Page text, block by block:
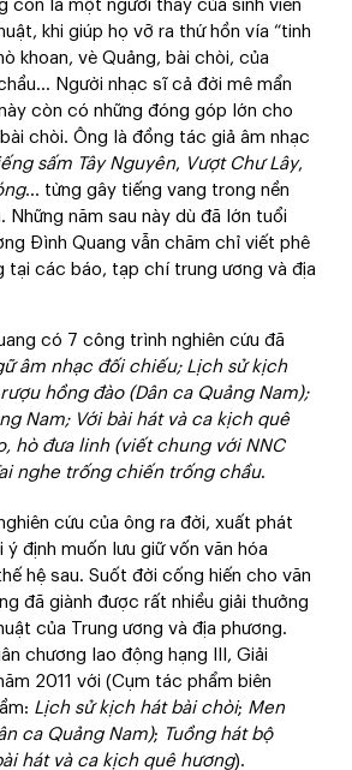
còn là một người thầy của sinh viên
khi giúp họ vỡ ra thứ hồn vía “tinh
khoan, vè Quảng, bài chòi, của
Người nhạc sĩ cả đời mê mẩn
còn có những đóng góp lớn cho
chòi. Ông là đồng tác giả âm nhạc
sấm Tây Nguyên, Vượt Chư Lây,
… từng gây tiếng vang trong nền
Những năm sau này dù đã lớn tuổi
Đình Quang vẫn chăm chỉ viết phê
tại các báo, tạp chí trung ương và địa
có 7 công trình nghiên cứu đã
âm nhạc đối chiếu; Lịch sử kịch
hồng đào (Dân ca Quảng Nam);
Nam; Với bài hát và ca kịch quê
hò đưa linh (viết chung với NNC
nghe trống chiến trống chầu.
cứu của ông ra đời, xuất phát
ý định muốn lưu giữ vốn văn hóa
hệ sau. Suốt đời cống hiến cho văn
đã giành được rất nhiều giải thưởng
của Trung ương và địa phương.
chương lao động hạng III, Giải
2011 với (Cụm tác phẩm biên
Lịch sử kịch hát bài chòi; Men
ca Quảng Nam); Tuồng hát bộ
hát và ca kịch quê hương).